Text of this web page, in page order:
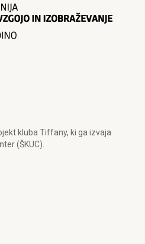
kluba Tiffany, ki ga izvaja
(ŠKUC).